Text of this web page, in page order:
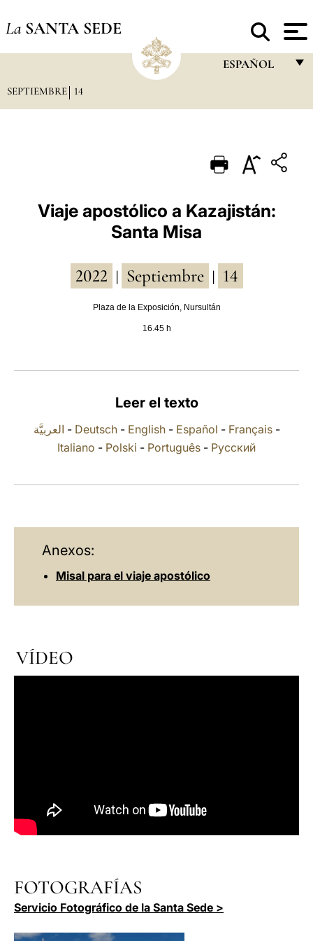
La SANTA SEDE
ESPAÑOL
PORTUGUÊS
ESPAÑOL
العربيّة
SEPTIEMBRE 14
Viaje apostólico a Kazajistán:
Santa Misa
2022 Septiembre 14
Plaza de la Exposición, Nursultán
16.45 h
Leer el texto
العربيَّة - Deutsch- English- Español - Français-
Italiano - Polski - Português - Русский
Anexos:
Misal para el viaje apostólico
VÍDEO
FOTOGRAFÍAS
Servicio Fotográfico de la Santa Sede >